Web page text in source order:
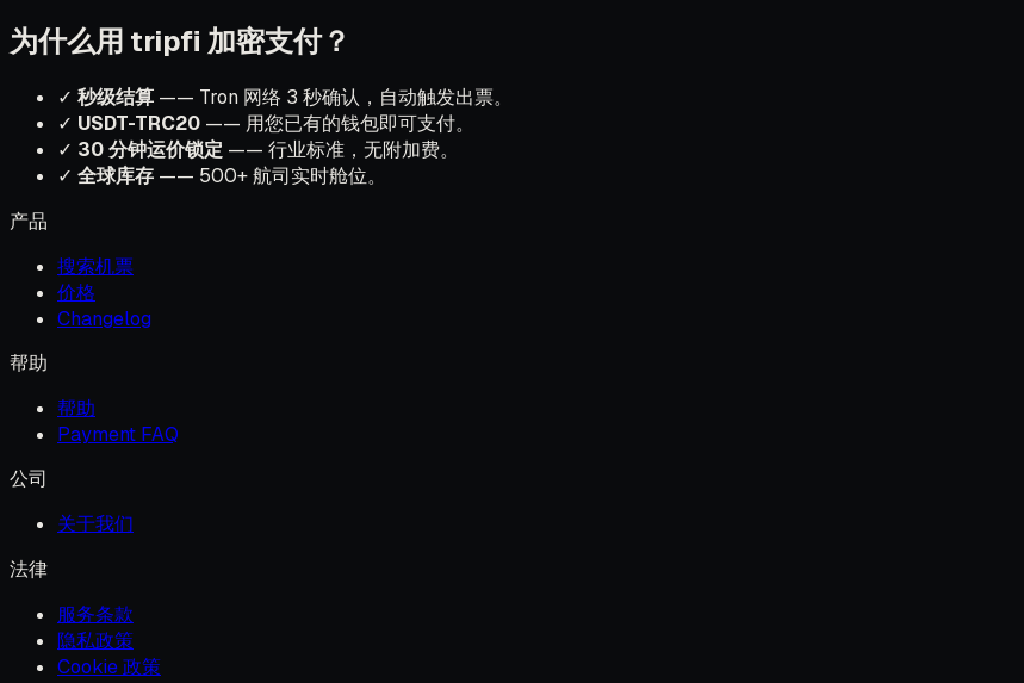
为什么用 tripfi 加密支付？
✓ 秒级结算 —— Tron 网络 3 秒确认，自动触发出票。
✓ USDT-TRC20 —— 用您已有的钱包即可支付。
✓ 30 分钟运价锁定 —— 行业标准，无附加费。
✓ 全球库存 —— 500+ 航司实时舱位。
产品
搜索机票
价格
Changelog
帮助
帮助
Payment FAQ
公司
关于我们
法律
服务条款
隐私政策
Cookie 政策